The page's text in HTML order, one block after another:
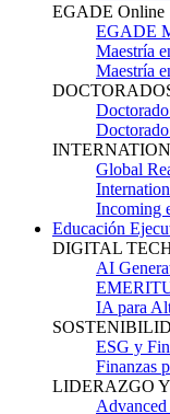
EGADE Online
EGADE
Maestría
Maestría
Global
Incoming
Educación
DIGITAL
AI
IA para
ESG y
Finanzas
LIDERAZGO